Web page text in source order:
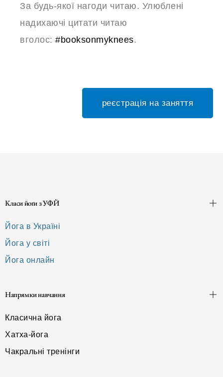
За будь-якої нагоди читаю. Улюблені
надихаючі цитати читаю
вголос: #booksonmyknees.
реєстрація на заняття
Класи йоґи з УФЙ
Йога в Україні
Йога у світі
Йога онлайн
Напрямки навчання
Класична йога
Хатха-йога
Чакральні тренінги